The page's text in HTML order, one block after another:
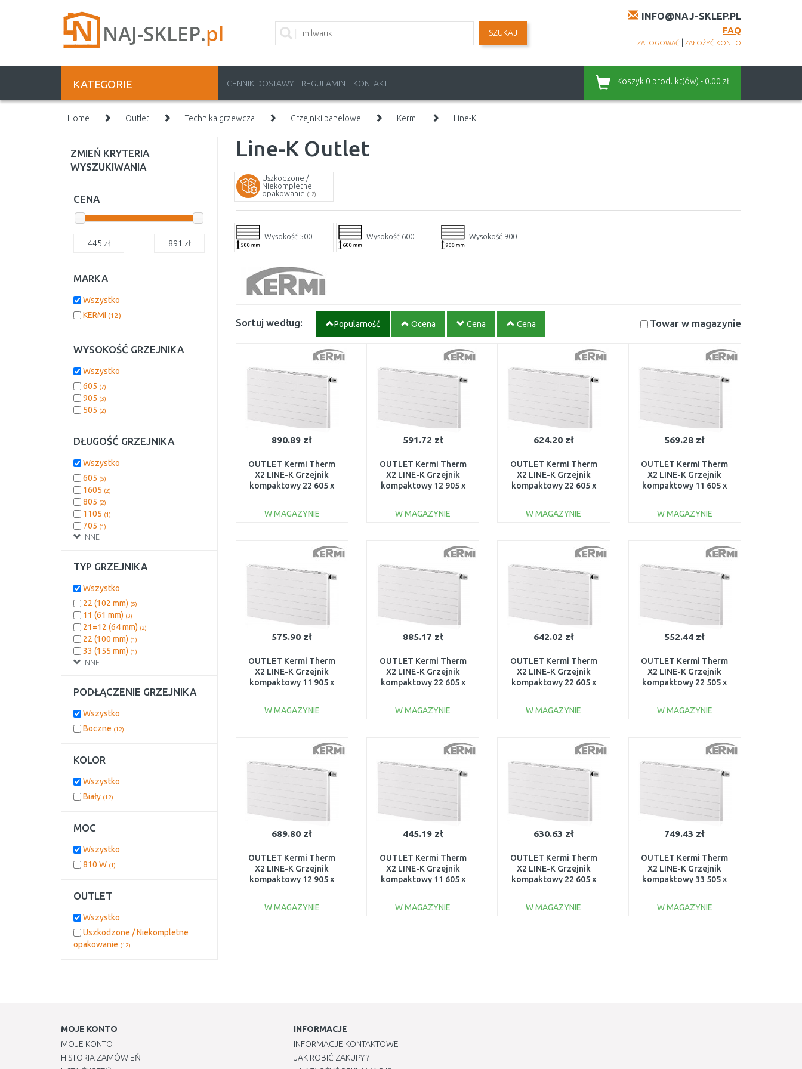
INFO@NAJ-SKLEP.PL
FAQ
ZALOGOWAĆ ZAŁOŻYĆ KONTO
SZUKAJ
KATEGORIE CENNIK DOSTAWY REGULAMIN KONTAKT Koszyk 0 produkt(ów) - 0.00 zł
Home Outlet Technika grzewcza Grzejniki panelowe Kermi Line-K
Line-K Outlet
Uszkodzone /
Niekompletne
opakowanie (12)
Wysokość 500 Wysokość 600 Wysokość 900
Sortuj według: Popularność Ocena Cena Cena Towar w magazynie
890.89 zł
OUTLET Kermi Therm
X2 LINE-K Grzejnik
kompaktowy 22 605 x
USZKODZONY
W MAGAZYNIE
Do porównania
591.72 zł
OUTLET Kermi Therm
X2 LINE-K Grzejnik
kompaktowy 12 905 x
W MAGAZYNIE
Do porównania
624.20 zł
OUTLET Kermi Therm
X2 LINE-K Grzejnik
kompaktowy 22 605 x
W MAGAZYNIE
Do porównania
569.28 zł
OUTLET Kermi Therm
X2 LINE-K Grzejnik
kompaktowy 11 605 x
W MAGAZYNIE
Do porównania
575.90 zł
OUTLET Kermi Therm
X2 LINE-K Grzejnik
kompaktowy 11 905 x
USZKODZONY
W MAGAZYNIE
Do porównania
885.17 zł
OUTLET Kermi Therm
X2 LINE-K Grzejnik
kompaktowy 22 605 x
USZKODZONY
W MAGAZYNIE
Do porównania
642.02 zł
OUTLET Kermi Therm
X2 LINE-K Grzejnik
kompaktowy 22 605 x
W MAGAZYNIE
Do porównania
552.44 zł
OUTLET Kermi Therm
X2 LINE-K Grzejnik
kompaktowy 22 505 x
W MAGAZYNIE
Do porównania
689.80 zł
OUTLET Kermi Therm
X2 LINE-K Grzejnik
kompaktowy 12 905 x
W MAGAZYNIE
445.19 zł
OUTLET Kermi Therm
X2 LINE-K Grzejnik
kompaktowy 11 605 x
W MAGAZYNIE
630.63 zł
OUTLET Kermi Therm
X2 LINE-K Grzejnik
kompaktowy 22 605 x
W MAGAZYNIE
749.43 zł
OUTLET Kermi Therm
X2 LINE-K Grzejnik
kompaktowy 33 505 x
W MAGAZYNIE
ZMIEŃ KRYTERIA
WYSZUKIWANIA
CENA
445 zł 891 zł
MARKA
Wszystko
KERMI (12)
WYSOKOŚĆ GRZEJNIKA
Wszystko
605 (7)
905 (3)
505 (2)
DŁUGOŚĆ GRZEJNIKA
INNE
Wszystko
605 (5)
1605 (2)
805 (2)
1105 (1)
705 (1)
905(1)
TYP GRZEJNIKA
INNE
Wszystko
22 (102 mm) (5)
11 (61 mm) (3)
21=12 (64 mm) (2)
22 (100 mm) (1)
33 (155 mm) (1)
PODŁĄCZENIE GRZEJNIKA
Wszystko
Boczne (12)
KOLOR
Wszystko
Biały (12)
MOC
Wszystko
810 W (1)
OUTLET
Wszystko
Uszkodzone / Niekompletne
opakowanie (12)
MOJE KONTO
MOJE KONTO
HISTORIA ZAMÓWIEŃ
INFORMACJE
INFORMACJE KONTAKTOWE
JAK ROBIĆ ZAKUPY ?